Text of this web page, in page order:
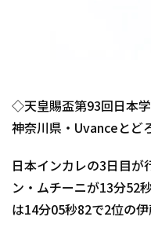
◇天皇賜盃第93回日本
神奈川県・Uvanceとど
日本インカレの3日目が
ン・ムチーニが13分52
は14分05秒82で2位の伊